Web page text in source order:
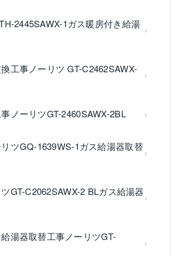
2445SAWX-1ガス暖房付き給湯
工事ノーリツ GT-C2462SAWX-
ノーリツGT-2460SAWX-2BL
ツGQ-1639WS-1ガス給湯器取替
GT-C2062SAWX-2 BLガス給湯器
湯器取替工事ノーリツGT-